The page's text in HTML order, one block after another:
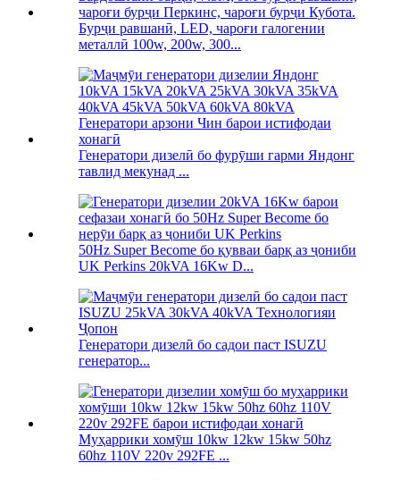
Бурҷи равшанӣ, LED, чароғи галогении
металлӣ 100w, 200w, 300...
Генератори дизелӣ бо фурӯши гарми Яндонг
тавлид мекунад ...
50Hz Super Become бо қувваи барқ ​​аз ҷониби
UK Perkins 20kVA 16Kw D...
Генератори дизелӣ бо садои паст ISUZU
генератор...
Муҳаррики хомӯш 10kw 12kw 15kw 50hz
60hz 110V 220v 292FE ...